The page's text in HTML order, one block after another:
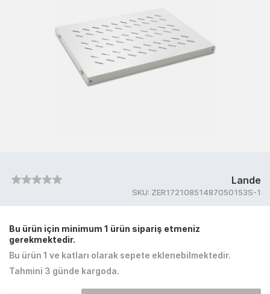
Lande
SKU: ZER17210851487050153S-1
Bu ürün için minimum 1 ürün sipariş etmeniz
gerekmektedir.
Bu ürün 1 ve katları olarak sepete eklenebilmektedir.
Tahmini 3 günde kargoda.